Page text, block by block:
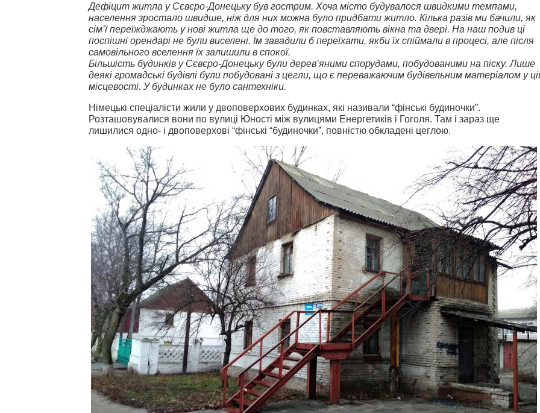
Дефіцит житла у Сєвєро-Донецьку був гострим. Хоча місто будувалося швидкими темпами,
населення зростало швидше, ніж для них можна було придбати житло. Кілька разів ми бачили, як
сім’ї переїжджають у нові житла ще до того, як повставляють вікна та двері. На наш подив ці
поспішні орендарі не були виселені. Їм завадили б переїхати, якби їх спіймали в процесі, але після
самовільного вселення їх залишили в спокої.
Більшість будинків у Сєвєро-Донецьку були дерев’яними спорудами, побудованими на піску. Лише
деякі громадські будівлі були побудовані з цегли, що є переважаючим будівельним матеріалом у
місцевості. У будинках не було сантехніки.
Німецькі спеціалісти жили у двоповерхових будинках, які називали “фінські будиночки”.
Розташовувалися вони по вулиці Юності між вулицями Енергетиків і Гоголя. Там і зараз ще
лишилися одно- і двоповерхові “фінські “будиночки”, повністю обкладені цеглою.